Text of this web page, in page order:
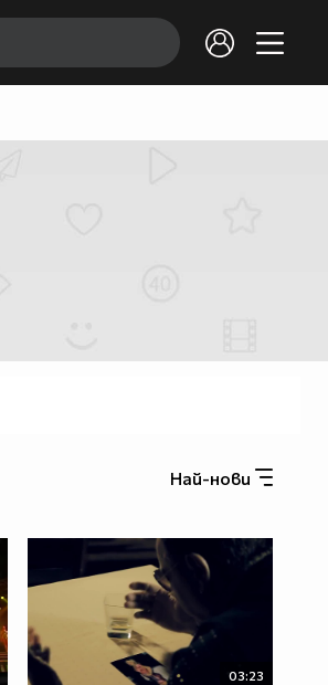
Най-нови
03:23